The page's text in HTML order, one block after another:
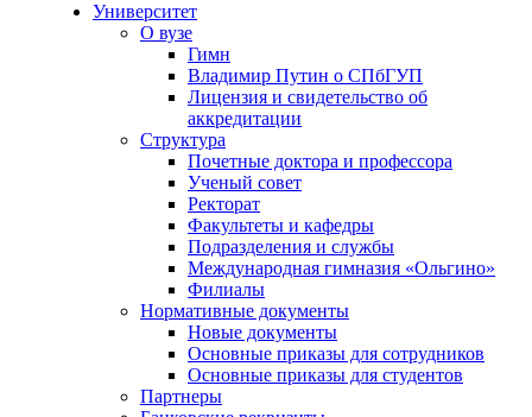
Университет
О вузе
Гимн
Владимир Путин о СПбГУП
Лицензия и свидетельство об
аккредитации
Структура
Почетные доктора и профессора
Ученый совет
Ректорат
Факультеты и кафедры
Подразделения и службы
Международная гимназия «Ольгино»
Филиалы
Нормативные документы
Новые документы
Основные приказы для сотрудников
Основные приказы для студентов
Партнеры